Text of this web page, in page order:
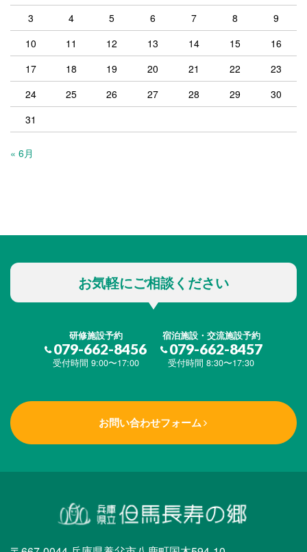
3
4 5 6 7 8
9
10
11 12 13 14 15
16
17
18 19 20 21 22
23
24
25 26 27 28 29
30
31
« 6月
お気軽にご相談ください
研修施設予約
079-662-8456
受付時間 9:00〜17:00
宿泊施設・交流施設予約
079-662-8457
受付時間 8:30〜17:30
お問い合わせフォーム